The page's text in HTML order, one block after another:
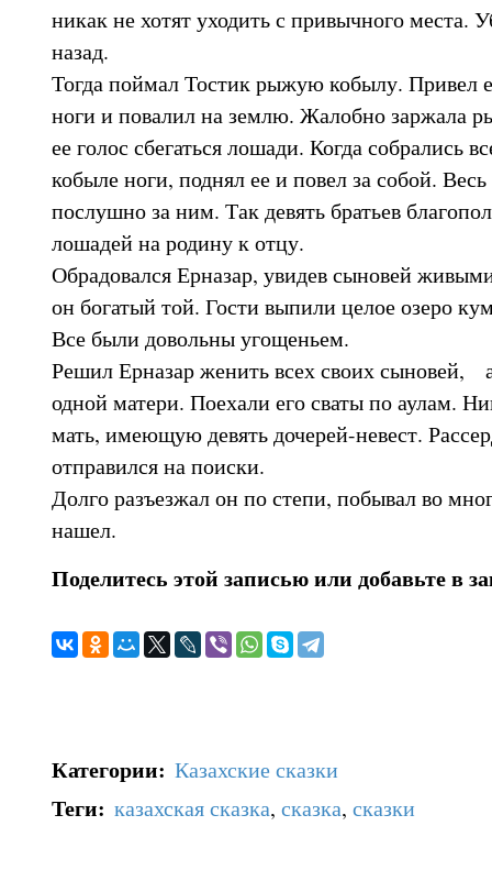
никак не хотят уходить с привычного места.
назад.
Тогда поймал Тостик рыжую кобылу. Привел
ноги и повалил на землю. Жалобно заржала
ее голос сбегаться лошади. Когда собрались
кобыле ноги, поднял ее и повел за собой.
послушно за ним. Так девять братьев
лошадей на родину к отцу.
Обрадовался Ерназар, увидев сыновей
он богатый той. Гости выпили целое озеро
Все были довольны угощеньем.
Решил Ерназар женить всех своих сыновей,
одной матери. Поехали его сваты по аулам.
мать, имеющую девять дочерей-невест.
отправился на поиски.
Долго разъезжал он по степи, побывал во
нашел.
Поделитесь этой записью или добавьте в
Категории: Казахские сказки
Теги: казахская сказка, сказка, сказки